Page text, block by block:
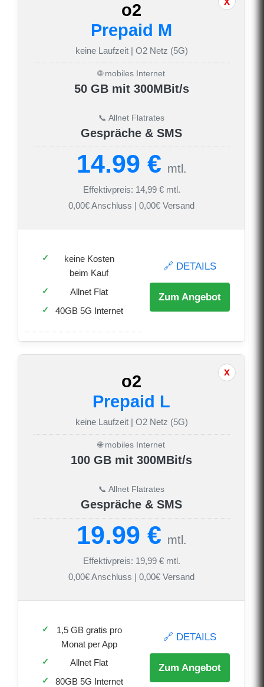
o2
Prepaid M
keine Laufzeit | O2 Netz (5G)
🌐 mobiles Internet
50 GB mit 300MBit/s
📞 Allnet Flatrates
Gespräche & SMS
14.99 € mtl.
Effektivpreis: 14,99 € mtl.
0,00€ Anschluss | 0,00€ Versand
keine Kosten
beim Kauf
Allnet Flat
40GB 5G Internet
🔗 DETAILS
Zum Angebot
o2
Prepaid L
keine Laufzeit | O2 Netz (5G)
🌐 mobiles Internet
100 GB mit 300MBit/s
📞 Allnet Flatrates
Gespräche & SMS
19.99 € mtl.
Effektivpreis: 19,99 € mtl.
0,00€ Anschluss | 0,00€ Versand
1,5 GB gratis pro
Monat per App
Allnet Flat
80GB 5G Internet
🔗 DETAILS
Zum Angebot